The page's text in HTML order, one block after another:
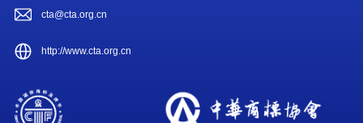
cta@cta.org.cn
http://www.cta.org.cn